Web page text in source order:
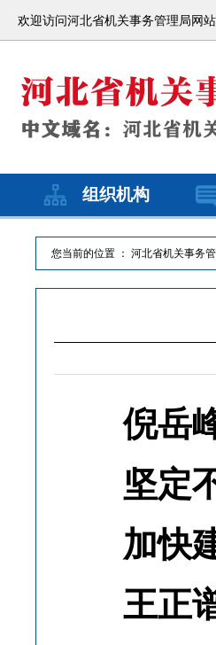
欢迎访问河北省机关事务管理局网站
组织机构
您当前的位置 ： 河北省机关事务
倪岳峰
坚定不
加快建
王正谱